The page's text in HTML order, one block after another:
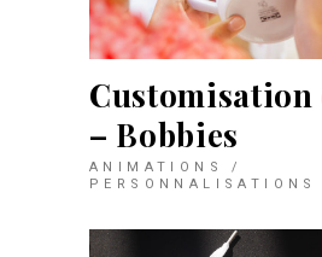
Customisation
– Bobbies
ANIMATIONS /
PERSONNALISATIONS